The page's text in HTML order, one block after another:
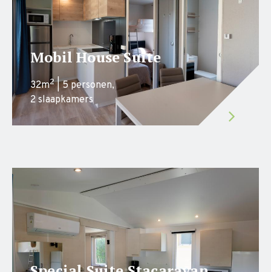
Mobil House Suite
32m2| 5 personen,
2 slaapkamers